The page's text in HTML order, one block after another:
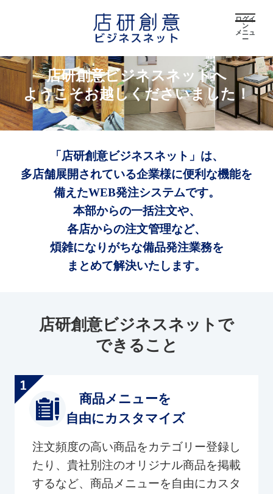
ログイ
ン
メニュ
ー
店研創意ビジネスネットへ
ようこそお越しくださいました！
「店研創意ビジネスネット」は、
多店舗展開されている企業様に便利な機能を
備えたWEB発注システムです。
本部からの一括注文や、
各店からの注文管理など、
煩雑になりがちな備品発注業務を
まとめて解決いたします。
店研創意ビジネスネットで
できること
商品メニューを
自由にカスタマイズ
注文頻度の高い商品をカテゴリー登録し
たり、貴社別注のオリジナル商品を掲載
するなど、商品メニューを自由にカスタ